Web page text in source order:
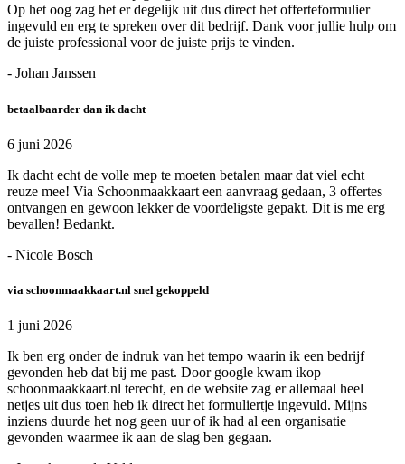
Op het oog zag het er degelijk uit dus direct het offerteformulier
ingevuld en erg te spreken over dit bedrijf. Dank voor jullie hulp om
de juiste professional voor de juiste prijs te vinden.
- Johan Janssen
betaalbaarder dan ik dacht
6 juni 2026
Ik dacht echt de volle mep te moeten betalen maar dat viel echt
reuze mee! Via Schoonmaakkaart een aanvraag gedaan, 3 offertes
ontvangen en gewoon lekker de voordeligste gepakt. Dit is me erg
bevallen! Bedankt.
- Nicole Bosch
via schoonmaakkaart.nl snel gekoppeld
1 juni 2026
Ik ben erg onder de indruk van het tempo waarin ik een bedrijf
gevonden heb dat bij me past. Door google kwam ikop
schoonmaakkaart.nl terecht, en de website zag er allemaal heel
netjes uit dus toen heb ik direct het formuliertje ingevuld. Mijns
inziens duurde het nog geen uur of ik had al een organisatie
gevonden waarmee ik aan de slag ben gegaan.